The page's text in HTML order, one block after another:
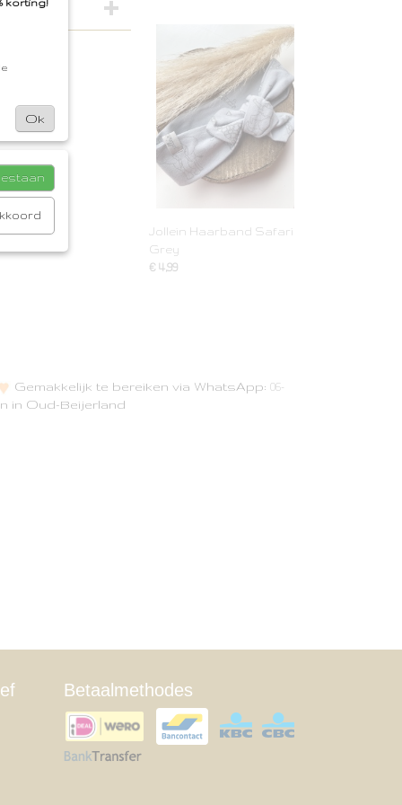
Jollein Haarband Safari
Grey
€ 4,99
Gemakkelijk te bereiken via WhatsApp: 06-
in Oud-Beijerland
Betaalmethodes
korting!
Ok